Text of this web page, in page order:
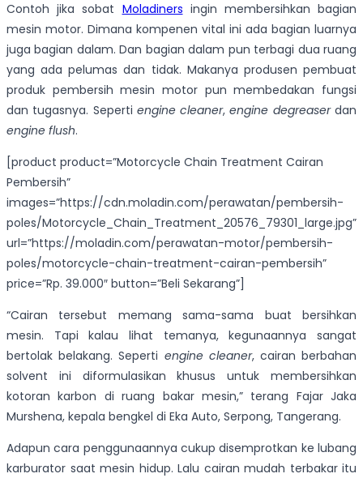
Contoh jika sobat Moladiners ingin membersihkan bagian
mesin motor. Dimana kompenen vital ini ada bagian luarnya
juga bagian dalam. Dan bagian dalam pun terbagi dua ruang
yang ada pelumas dan tidak. Makanya produsen pembuat
produk pembersih mesin motor pun membedakan fungsi
dan tugasnya. Seperti engine cleaner,engine degreaserdan
engine flush.
[product product=”Motorcycle Chain Treatment Cairan
Pembersih”
images=”https://cdn.moladin.com/perawatan/pembersih-
poles/Motorcycle_Chain_Treatment_20576_79301_large.jpg”
url=”https://moladin.com/perawatan-motor/pembersih-
poles/motorcycle-chain-treatment-cairan-pembersih”
price=”Rp. 39.000″ button=”Beli Sekarang”]
“Cairan tersebut memang sama-sama buat bersihkan
mesin. Tapi kalau lihat temanya, kegunaannya sangat
bertolak belakang. Seperti engine cleaner, cairan berbahan
solvent ini diformulasikan khusus untuk membersihkan
kotoran karbon di ruang bakar mesin,” terang Fajar Jaka
Murshena, kepala bengkel di Eka Auto, Serpong, Tangerang.
Adapun cara penggunaannya cukup disemprotkan ke lubang
karburator saat mesin hidup. Lalu cairan mudah terbakar itu